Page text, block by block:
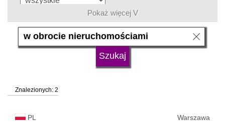
język
status uczelni
Pokaż więcej V
Znalezionych: 2
PL Warszawa